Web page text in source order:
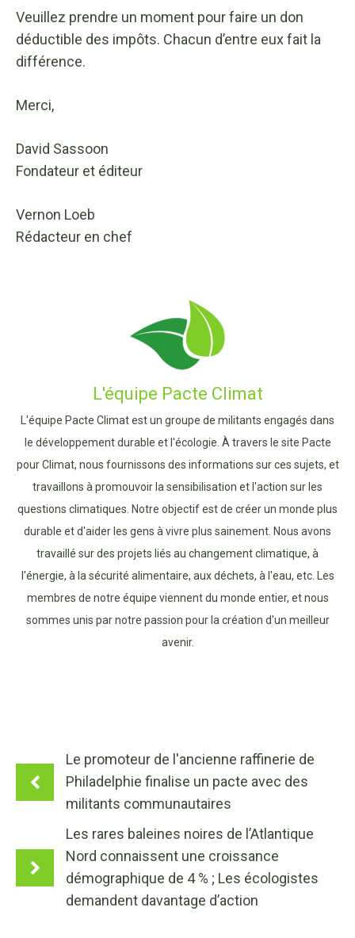
Veuillez prendre un moment pour faire un don
déductible des impôts. Chacun d’entre eux fait la
différence.
Merci,
David Sassoon
Fondateur et éditeur
Vernon Loeb
Rédacteur en chef
L'équipe Pacte Climat
L'équipe Pacte Climat est un groupe de militants engagés dans
le développement durable et l'écologie. À travers le site Pacte
pour Climat, nous fournissons des informations sur ces sujets, et
travaillons à promouvoir la sensibilisation et l'action sur les
questions climatiques. Notre objectif est de créer un monde plus
durable et d'aider les gens à vivre plus sainement. Nous avons
travaillé sur des projets liés au changement climatique, à
l'énergie, à la sécurité alimentaire, aux déchets, à l'eau, etc. Les
membres de notre équipe viennent du monde entier, et nous
sommes unis par notre passion pour la création d'un meilleur
avenir.
Le promoteur de l'ancienne raffinerie de
Philadelphie finalise un pacte avec des
militants communautaires
Les rares baleines noires de l’Atlantique
Nord connaissent une croissance
démographique de 4 % ; Les écologistes
demandent davantage d’action